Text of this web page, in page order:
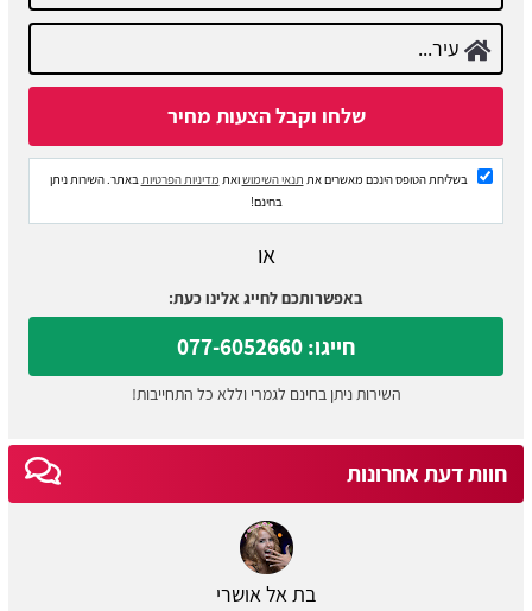
בשליחת הטופס הינכם מאשרים את תנאי השימושואת מדיניות הפרטיותבאתר. השירות ניתן
בחינם!
או
באפשרותכם לחייג אלינו כעת:
חייגו: 077-6052660
השירות ניתן בחינם לגמרי וללא כל התחייבות!
חוות דעת אחרונות
בת אל אושרי